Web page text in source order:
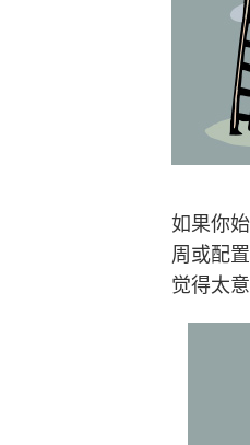
如果你
周或配
觉得太意